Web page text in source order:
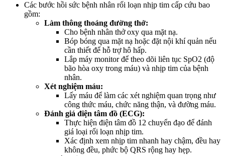
Các bước hồi sức bệnh nhân rối loạn nhịp tim cấp cứu bao
gồm:
Làm thông thoáng đường thở:
Cho bệnh nhân thở oxy qua mặt nạ.
Bóp bóng qua mặt nạ hoặc đặt nội khí quản nếu
cần thiết để hỗ trợ hô hấp.
Lắp máy monitor để theo dõi liên tục SpO2 (độ
bão hòa oxy trong máu) và nhịp tim của bệnh
nhân.
Xét nghiệm máu:
Lấy máu để làm các xét nghiệm quan trọng như
công thức máu, chức năng thận, và đường máu.
Đánh giá điện tâm đồ (ECG):
Thực hiện điện tâm đồ 12 chuyển đạo để đánh
giá loại rối loạn nhịp tim.
Xác định xem nhịp tim nhanh hay chậm, đều hay
không đều, phức bộ QRS rộng hay hẹp.